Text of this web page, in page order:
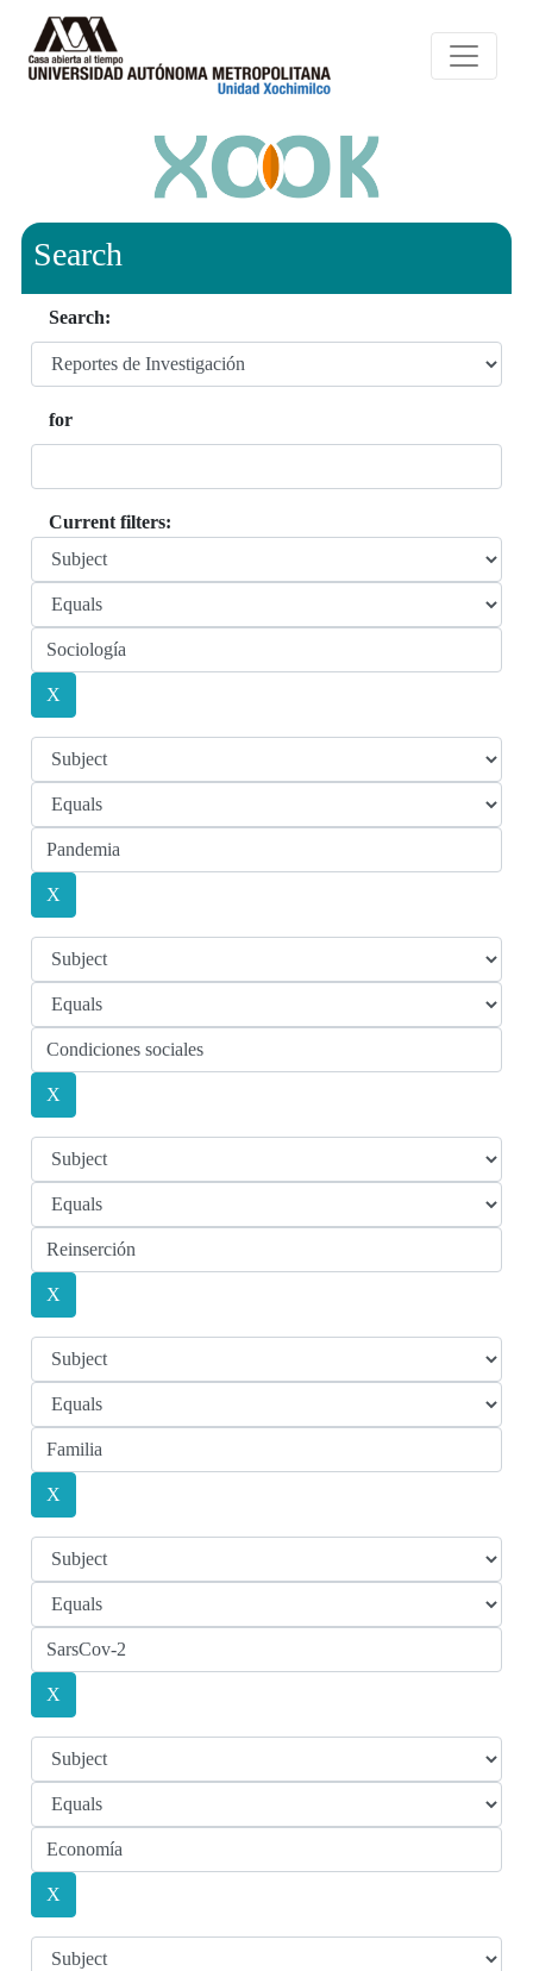
Search
Search:
for
Current filters: